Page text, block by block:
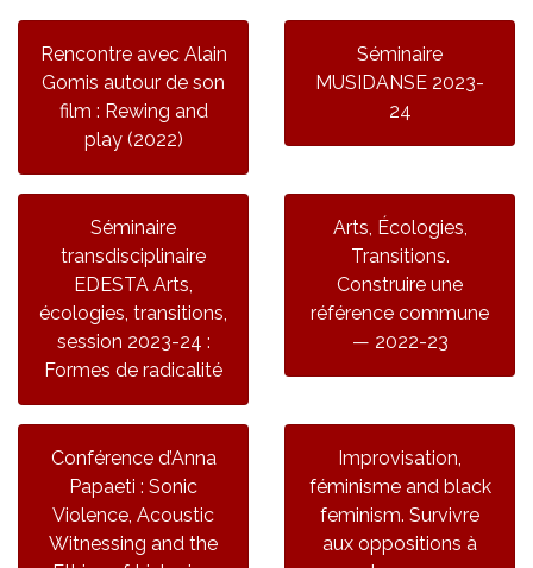
Rencontre avec Alain
Gomis autour de son
film : Rewing and
play (2022)
Séminaire
MUSIDANSE 2023-
24
Séminaire
transdisciplinaire
EDESTA Arts,
écologies, transitions,
session 2023-24 :
Formes de radicalité
Arts, Écologies,
Transitions.
Construire une
référence commune
— 2022-23
Conférence d’Anna
Papaeti : Sonic
Violence, Acoustic
Witnessing and the
Improvisation,
féminisme and black
feminism. Survivre
aux oppositions à